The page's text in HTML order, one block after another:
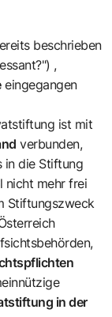
beschrieben
) ,
eingegangen
ist mit
verbunden,
in die Stiftung
nicht mehr frei
Stiftungszweck
in der